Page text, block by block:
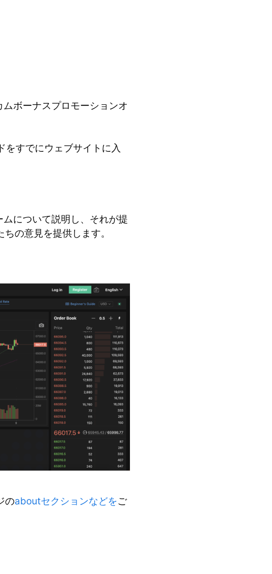
ボーナスプロモーションオ
をすでにウェブサイトに入
について説明し、それが提
の意見を提供します。
のaboutセクションなどをご